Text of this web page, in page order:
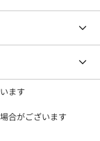
ます
合がございます